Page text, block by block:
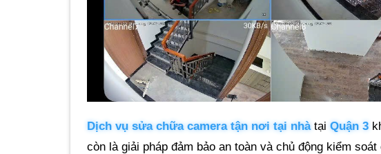
Dịch vụ sửa chữa camera tận nơi tại nhàtại Quận 3
còn là giải pháp đảm bảo an toàn và chủ động kiểm